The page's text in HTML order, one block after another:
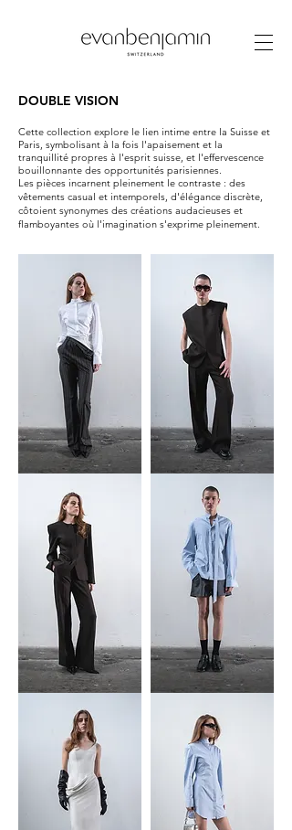
DOUBLE VISION
Cette collection explore le lien intime entre la Suisse et
Paris, symbolisant à la fois l'apaisement et la
tranquillité propres à l'esprit suisse, et l'effervescence
bouillonnante des opportunités parisiennes.
Les pièces incarnent pleinement le contraste : des
vêtements casual et intemporels, d'élégance discrète,
côtoient synonymes des créations audacieuses et
flamboyantes où l'imagination s'exprime pleinement.